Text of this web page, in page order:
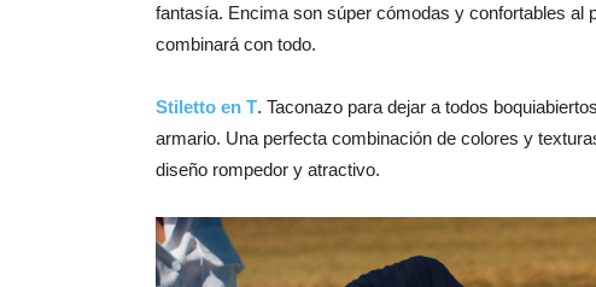
fantasía. Encima son súper cómodas y confortables
combinará con todo.
Stiletto en T. Taconazo para dejar a todos
armario. Una perfecta combinación de colores y
diseño rompedor y atractivo.